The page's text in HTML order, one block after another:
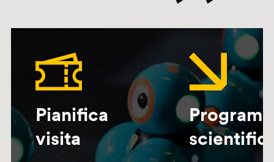
Pianifica
visita